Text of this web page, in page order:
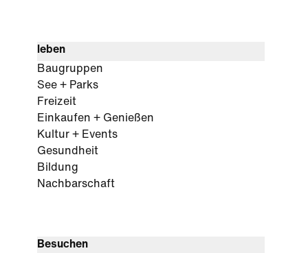
leben
Baugruppen
See + Parks
Freizeit
Einkaufen + Genießen
Kultur + Events
Gesundheit
Bildung
Nachbarschaft
Besuchen